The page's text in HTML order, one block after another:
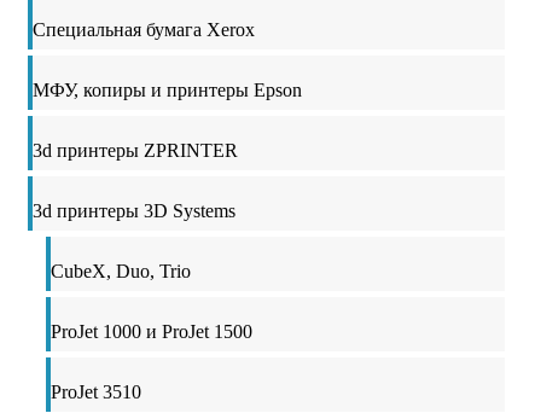
Специальная бумага Xerox
МФУ, копиры и принтеры Epson
3d принтеры ZPRINTER
3d принтеры 3D Systems
CubeX, Duo, Trio
ProJet 1000 и ProJet 1500
ProJet 3510